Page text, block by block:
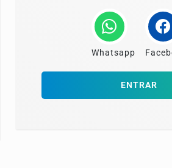
Whatsapp
ENTRAR